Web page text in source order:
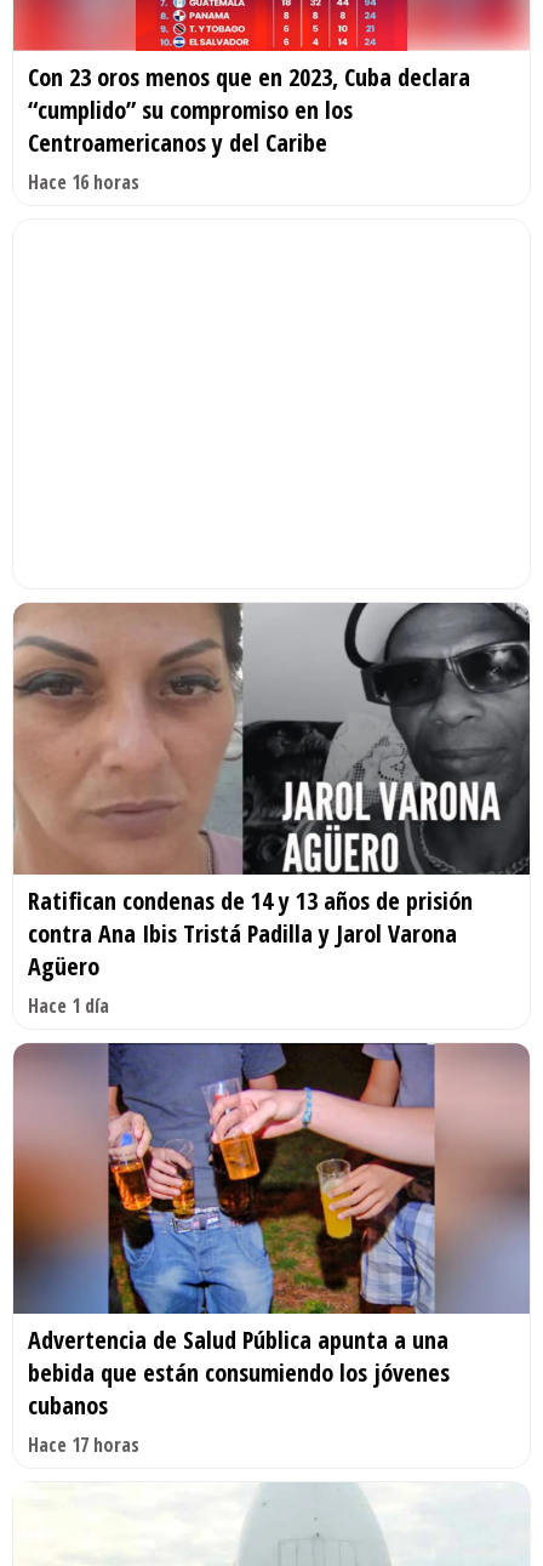
Con 23 oros menos que en 2023, Cuba declara
“cumplido” su compromiso en los
Centroamericanos y del Caribe
Hace 16 horas
Ratifican condenas de 14 y 13 años de prisión
contra Ana Ibis Tristá Padilla y Jarol Varona
Agüero
Hace 1 día
Advertencia de Salud Pública apunta a una
bebida que están consumiendo los jóvenes
cubanos
Hace 17 horas